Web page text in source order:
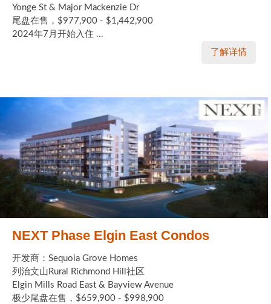
Yonge St & Major Mackenzie Dr
尾盘在售，$977,900 - $1,442,900
2024年7月开始入住 ...
了解详情
NEXT Phase Elgin East Condos
开发商：Sequoia Grove Homes
列治文山Rural Richmond Hill社区
Elgin Mills Road East & Bayview Avenue
极少尾盘在售，$659,900 - $998,900